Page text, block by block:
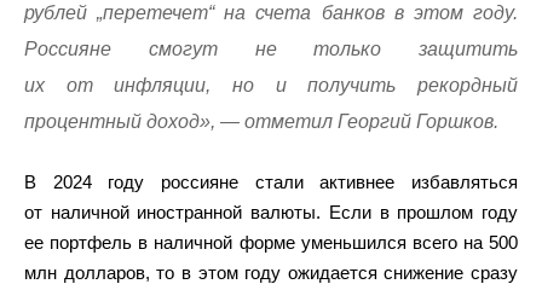
рублей „перетечет“ на счета банков в этом году.
Россияне смогут не только защитить
их от инфляции, но и получить рекордный
процентный доход», — отметил Георгий Горшков.
В 2024 году россияне стали активнее избавляться
от наличной иностранной валюты. Если в прошлом году
ее портфель в наличной форме уменьшился всего на 500
млн долларов, то в этом году ожидается снижение сразу